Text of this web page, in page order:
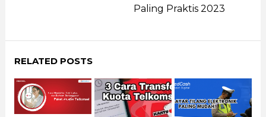
Paling Praktis 2023
RELATED POSTS